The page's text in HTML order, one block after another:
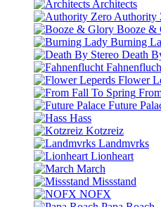
Architects
Authority
Booze &
Burning
Death
Flower
Future
Hass
Kotzreiz
Landmvrks
Lionheart
March
Missstand
NOFX